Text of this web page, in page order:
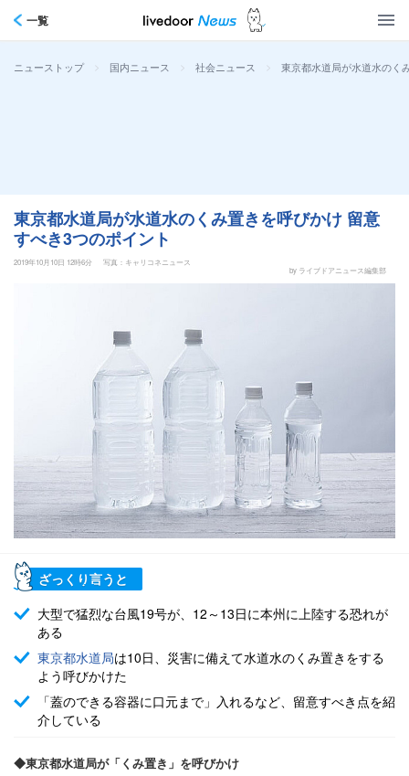
一覧
ニューストップ > 国内ニュース > 社会ニュース > 東京都水道局が水道水のく
東京都水道局が水道水のくみ置きを呼びかけ 留意
すべき3つのポイント
2019年10月10日 12時6分
写真：キャリコネニュース
by ライブドアニュース編集部
ざっくり言うと
大型で猛烈な台風19号が、12～13日に本州に上陸する恐れが
ある
東京都水道局は10日、災害に備えて水道水のくみ置きをする
よう呼びかけた
「蓋のできる容器に口元まで」入れるなど、留意すべき点を紹
介している
◆東京都水道局が「くみ置き」を呼びかけ